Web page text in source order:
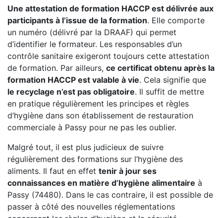
Une attestation de formation HACCP est délivrée aux
participants à l’issue de la formation. Elle comporte
un numéro (délivré par la DRAAF) qui permet
d’identifier le formateur. Les responsables d’un
contrôle sanitaire exigeront toujours cette attestation
de formation. Par ailleurs, ce certificat obtenu après la
formation HACCP est valable à vie. Cela signifie que
le recyclage n’est pas obligatoire. Il suffit de mettre
en pratique régulièrement les principes et règles
d’hygiène dans son établissement de restauration
commerciale à Passy pour ne pas les oublier.
Malgré tout, il est plus judicieux de suivre
régulièrement des formations sur l’hygiène des
aliments. Il faut en effet tenir à jour ses
connaissances en matière d’hygiène alimentaire à
Passy (74480). Dans le cas contraire, il est possible de
passer à côté des nouvelles réglementations